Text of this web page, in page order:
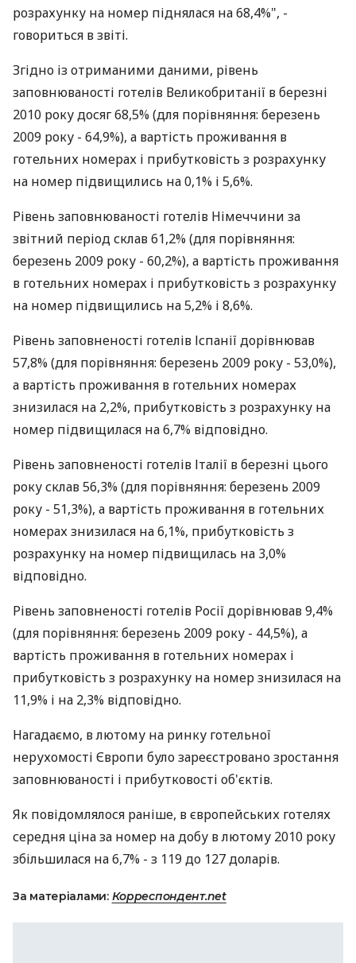
розрахунку на номер піднялася на 68,4%", -
говориться в звіті.
Згідно із отриманими даними, рівень
заповнюваності готелів Великобританії в березні
2010 року досяг 68,5% (для порівняння: березень
2009 року - 64,9%), а вартість проживання в
готельних номерах і прибутковість з розрахунку
на номер підвищились на 0,1% і 5,6%.
Рівень заповнюваності готелів Німеччини за
звітний період склав 61,2% (для порівняння:
березень 2009 року - 60,2%), а вартість проживання
в готельних номерах і прибутковість з розрахунку
на номер підвищились на 5,2% і 8,6%.
Рівень заповненості готелів Іспанії дорівнював
57,8% (для порівняння: березень 2009 року - 53,0%),
а вартість проживання в готельних номерах
знизилася на 2,2%, прибутковість з розрахунку на
номер підвищилася на 6,7% відповідно.
Рівень заповненості готелів Італії в березні цього
року склав 56,3% (для порівняння: березень 2009
року - 51,3%), а вартість проживання в готельних
номерах знизилася на 6,1%, прибутковість з
розрахунку на номер підвищилась на 3,0%
відповідно.
Рівень заповненості готелів Росії дорівнював 9,4%
(для порівняння: березень 2009 року - 44,5%), а
вартість проживання в готельних номерах і
прибутковість з розрахунку на номер знизилася на
11,9% і на 2,3% відповідно.
Нагадаємо, в лютому на ринку готельної
нерухомості Європи було зареєстровано зростання
заповнюваності і прибутковості об'єктів.
Як повідомлялося раніше, в європейських готелях
середня ціна за номер на добу в лютому 2010 року
збільшилася на 6,7% - з 119 до 127 доларів.
За матеріалами: Корреспондент.net